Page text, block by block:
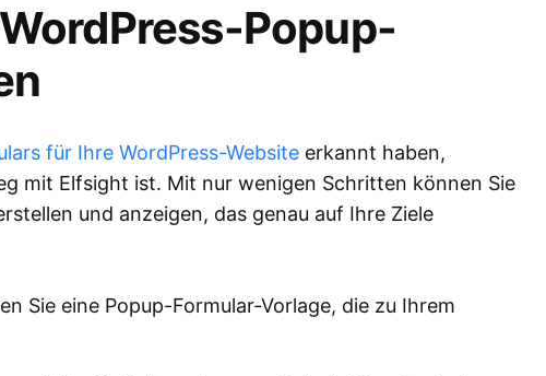
Popup-
für Ihre WordPress-Website erkannt haben,
mit Elfsight ist. Mit nur wenigen Schritten können Sie
und anzeigen, das genau auf Ihre Ziele
Sie eine Popup-Formular-Vorlage, die zu Ihrem